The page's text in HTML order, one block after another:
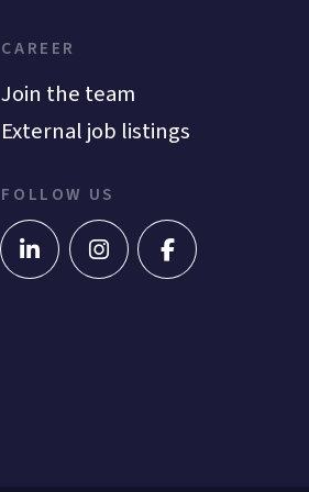
CAREER
Join the team
External job listings
FOLLOW US